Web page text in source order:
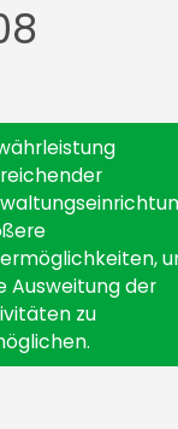
Ausweitung der
zu